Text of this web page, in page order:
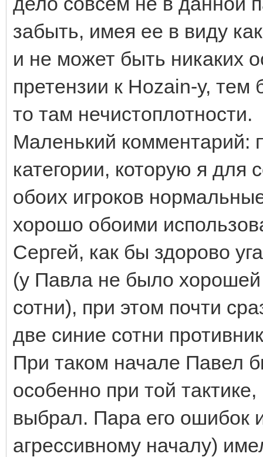
забыть, имея ее в виду
и не может быть никаких
претензии к Hozain-у, тем
то там нечистоплотности.
Маленький комментарий:
категории, которую я
обоих игроков
хорошо обоими
Сергей, как бы здорово
(у Павла не было
сотни), при этом почти
две синие сотни
При таком начале Павел
особенно при той
выбрал. Пара его ошибок
агрессивному началу)